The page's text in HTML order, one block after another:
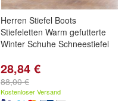
Herren Stiefel Boots
Stiefeletten Warm gefutterte
Winter Schuhe Schneestiefel
28,84 €
88,00 €
Kostenloser Versand